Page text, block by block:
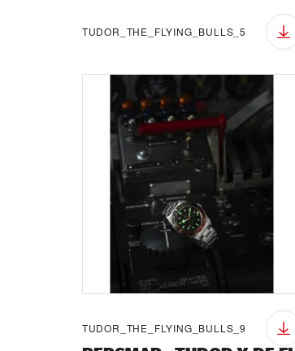
TUDOR_THE_FLYING_BULLS_5
TUDOR_THE_FLYING_BULLS_9